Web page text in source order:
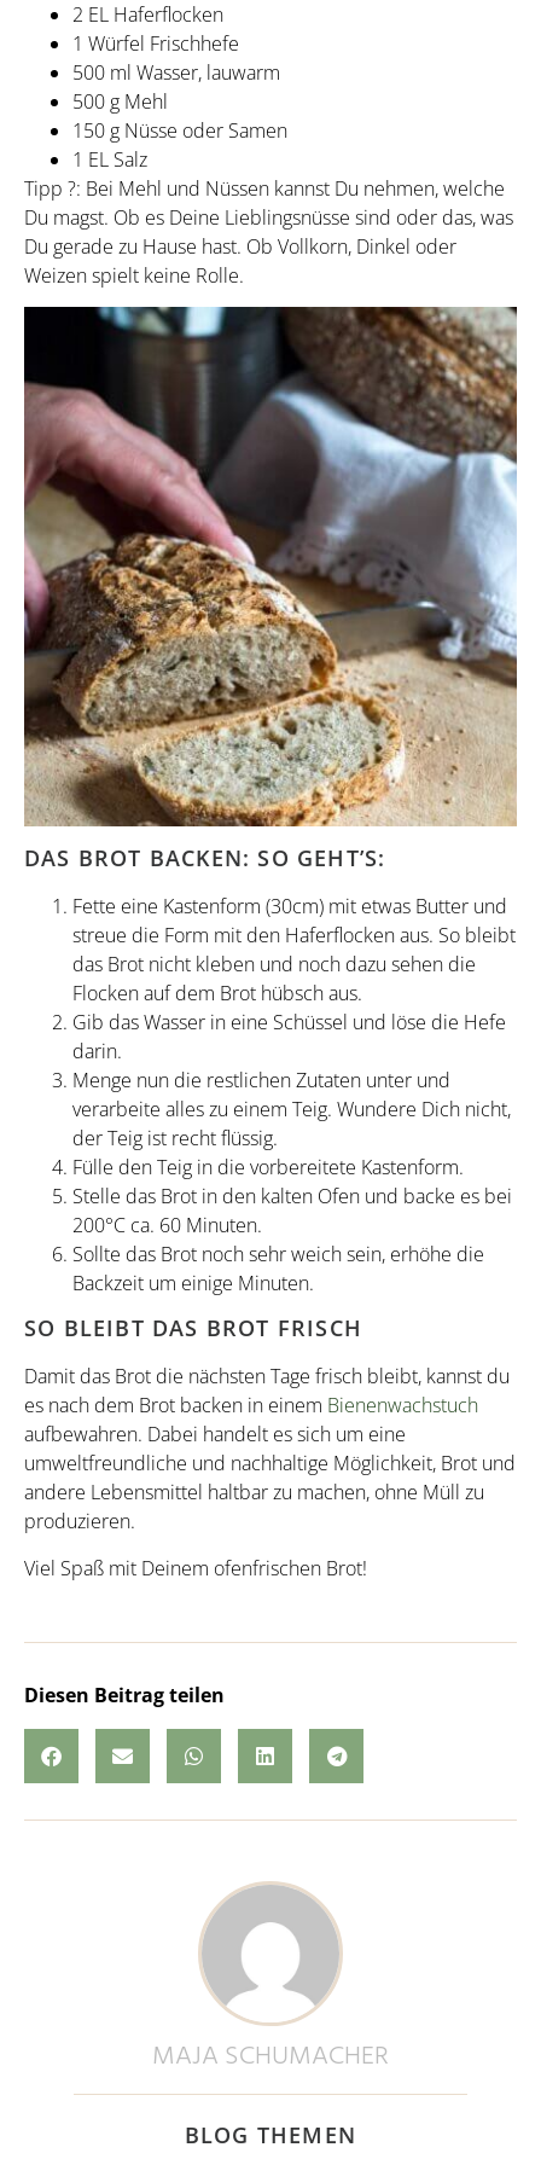
2 EL Haferflocken
1 Würfel Frischhefe
500 ml Wasser, lauwarm
500 g Mehl
150 g Nüsse oder Samen
1 EL Salz
Tipp ?: Bei Mehl und Nüssen kannst Du nehmen, welche
Du magst. Ob es Deine Lieblingsnüsse sind oder das, was
Du gerade zu Hause hast. Ob Vollkorn, Dinkel oder
Weizen spielt keine Rolle.
DAS BROT BACKEN: SO GEHT’S:
Fette eine Kastenform (30cm) mit etwas Butter und
streue die Form mit den Haferflocken aus. So bleibt
das Brot nicht kleben und noch dazu sehen die
Flocken auf dem Brot hübsch aus.
Gib das Wasser in eine Schüssel und löse die Hefe
darin.
Menge nun die restlichen Zutaten unter und
verarbeite alles zu einem Teig. Wundere Dich nicht,
der Teig ist recht flüssig.
Fülle den Teig in die vorbereitete Kastenform.
Stelle das Brot in den kalten Ofen und backe es bei
200°C ca. 60 Minuten.
Sollte das Brot noch sehr weich sein, erhöhe die
Backzeit um einige Minuten.
SO BLEIBT DAS BROT FRISCH
Damit das Brot die nächsten Tage frisch bleibt, kannst du
es nach dem Brot backen in einem Bienenwachstuch
aufbewahren. Dabei handelt es sich um eine
umweltfreundliche und nachhaltige Möglichkeit, Brot und
andere Lebensmittel haltbar zu machen, ohne Müll zu
produzieren.
Viel Spaß mit Deinem ofenfrischen Brot!
Diesen Beitrag teilen
MAJA SCHUMACHER
BLOG THEMEN